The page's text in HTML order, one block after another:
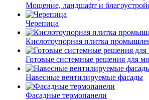
Мощение, ландшафт и
Черепица
Кислотоупорная плитка
Готовые системные решения для
Навесные вентилируемые фасады
Фасадные термопанели